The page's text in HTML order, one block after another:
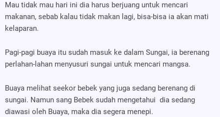
Mau tidak mau hari ini dia harus berjuang untuk mencari
makanan, sebab kalau tidak makan lagi, bisa-bisa ia akan mati
kelaparan.
Pagi-pagi buaya itu sudah masuk ke dalam Sungai, ia berenang
perlahan-lahan menyusuri sungai untuk mencari mangsa.
Buaya melihat seekor bebek yang juga sedang berenang di
sungai. Namun sang Bebek sudah mengetahui dia sedang
diawasi oleh Buaya, maka dia segera menepi.